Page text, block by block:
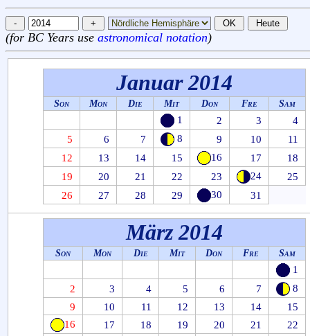
(for BC Years use astronomical notation)
Januar 2014
Son Mon Die Mit Don Fre Sam
1 2 3
4
5
6 7 8 9 10
11
12
13 14 15 16 17
18
19
20 21 22 23 24
25
26
27 28 29 30 31
März 2014
Son Mon Die Mit Don Fre Sam
1
2
3 4 5 6 7
8
9
10 11 12 13 14
15
16
17 18 19 20 21
22